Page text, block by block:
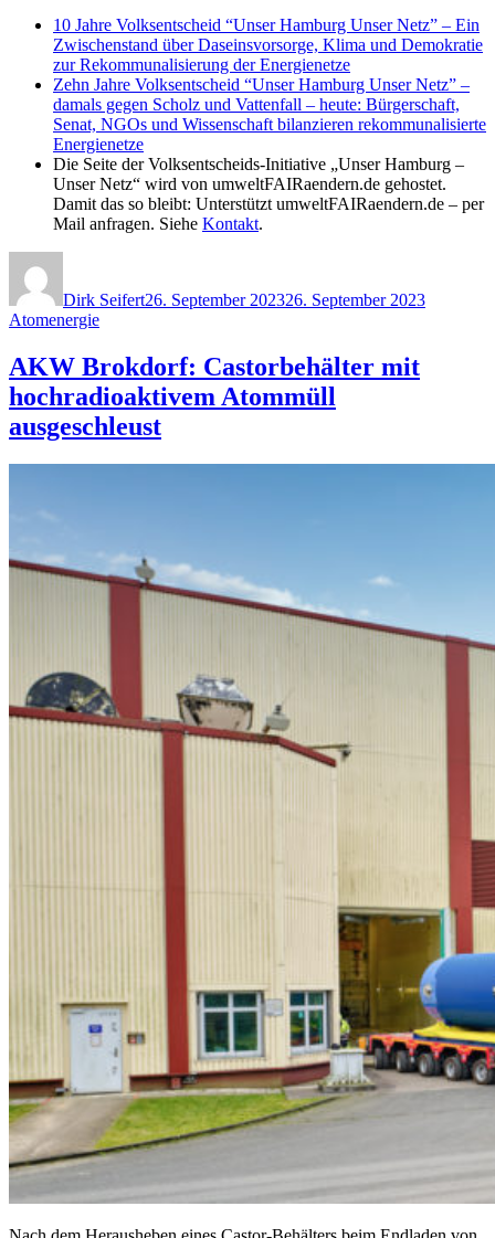
10 Jahre Volksentscheid “Unser Hamburg Unser Netz” – Ein
Zwischenstand über Daseinsvorsorge, Klima und Demokratie
zur Rekommunalisierung der Energienetze
Zehn Jahre Volksentscheid “Unser Hamburg Unser Netz” –
damals gegen Scholz und Vattenfall – heute: Bürgerschaft,
Senat, NGOs und Wissenschaft bilanzieren rekommunalisierte
Energienetze
Die Seite der Volksentscheids-Initiative „Unser Hamburg –
Unser Netz“ wird von umweltFAIRaendern.de gehostet.
Damit das so bleibt: Unterstützt umweltFAIRaendern.de – per
Mail anfragen. Siehe Kontakt.
Dirk Seifert26. September 202326. September 2023
Atomenergie
AKW Brokdorf: Castorbehälter mit
hochradioaktivem Atommüll
ausgeschleust